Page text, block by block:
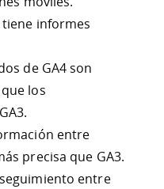
tiene informes
de GA4 son
los
entre
precisa que GA3.
entre